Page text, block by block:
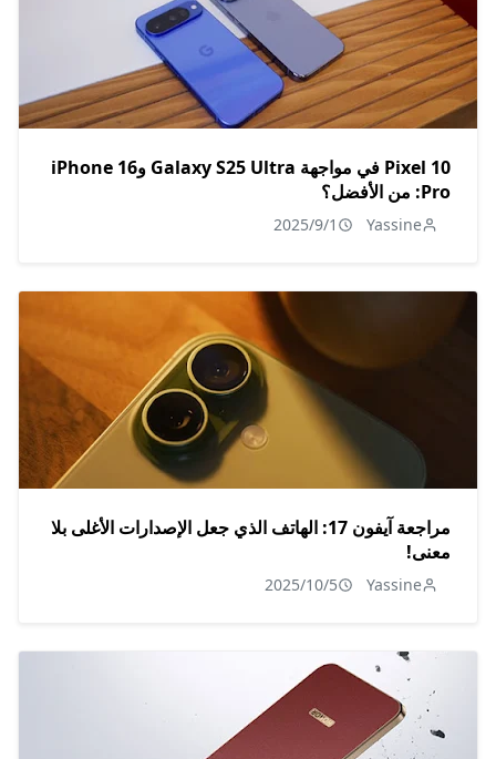
Pixel 10 في مواجهة Galaxy S25 Ultra وiPhone 16
Pro: من الأفضل؟
Yassine
2025/9/1
مراجعة آيفون 17: الهاتف الذي جعل الإصدارات الأغلى بلا
معنى!
Yassine
2025/10/5